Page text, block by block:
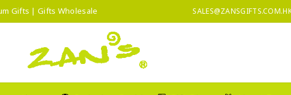
Gifts | Gifts Wholesale